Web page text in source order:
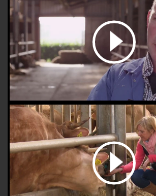
bekijk de video
bekijk de video